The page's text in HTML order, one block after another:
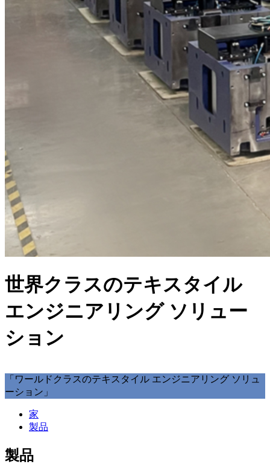
世界クラスのテキスタイル
エンジニアリング ソリュー
ション
「ワールドクラスのテキスタイル エンジニアリング ソリュ
ーション」
家
製品
製品